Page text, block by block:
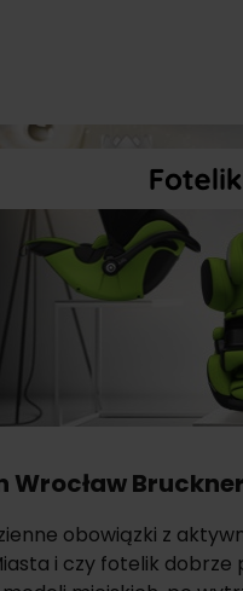
obowiązki z
i czy fotelik